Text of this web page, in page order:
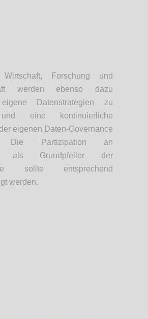
Forschung und
werden ebenso dazu
eigene Datenstrategien zu
eine kontinuierliche
eigenen Daten-Governance
Die Partizipation an
als Grundpfeiler der
sollte entsprechend
werden.